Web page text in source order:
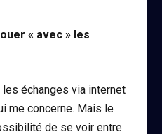
« avec » les
les échanges via internet
me concerne. Mais le
de se voir entre